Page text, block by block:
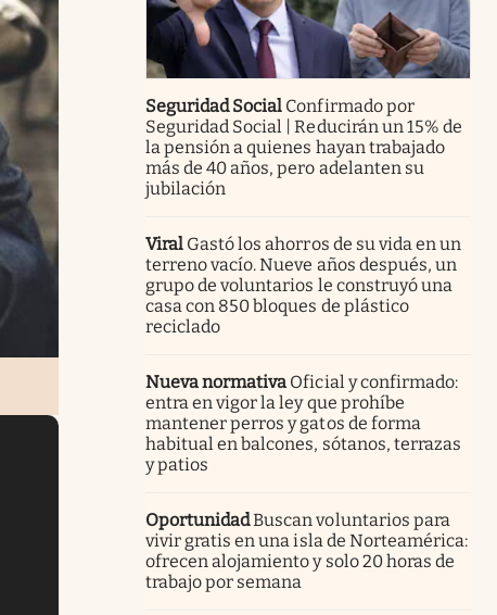
Seguridad Social Confirmado por
Seguridad Social | Reducirán un 15% de
la pensión a quienes hayan trabajado
más de 40 años, pero adelanten su
jubilación
Viral Gastó los ahorros de su vida en un
terreno vacío. Nueve años después, un
grupo de voluntarios le construyó una
casa con 850 bloques de plástico
reciclado
Nueva normativa Oficial y confirmado:
entra en vigor la ley que prohíbe
mantener perros y gatos de forma
habitual en balcones, sótanos, terrazas
y patios
OportunidadBuscan voluntarios para
vivir gratis en una isla de Norteamérica:
ofrecen alojamiento y solo 20 horas de
trabajo por semana